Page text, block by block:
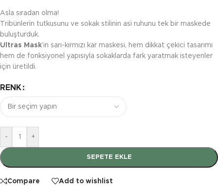
Asla sıradan olma!
Tribünlerin tutkusunu ve sokak stilinin asi ruhunu tek bir maskede
buluşturduk.
Ultras Mask’in sarı-kırmızı kar maskesi, hem dikkat çekici tasarımı
hem de fonksiyonel yapısıyla sokaklarda fark yaratmak isteyenler
için üretildi.
RENK
- +
SEPETE EKLE
Compare Add to wishlist